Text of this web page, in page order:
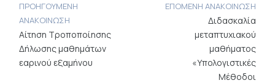
ΠΡΟΗΓΟΥΜΕΝΗ
ΑΝΑΚΟΙΝΩΣΗ
Αίτηση Τροποποίησης
Δήλωσης μαθημάτων
εαρινού εξαμήνου
ΕΠΟΜΕΝΗ ΑΝΑΚΟΙΝΩΣΗ
Διδασκαλία
μεταπτυχιακού
μαθήματος
«Υπολογιστικές
Μέθοδοι